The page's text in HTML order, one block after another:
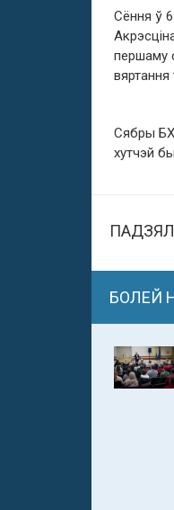
Сёння ў
першаму
вяртання
Сябры
хутчэй
БОЛЕЙ